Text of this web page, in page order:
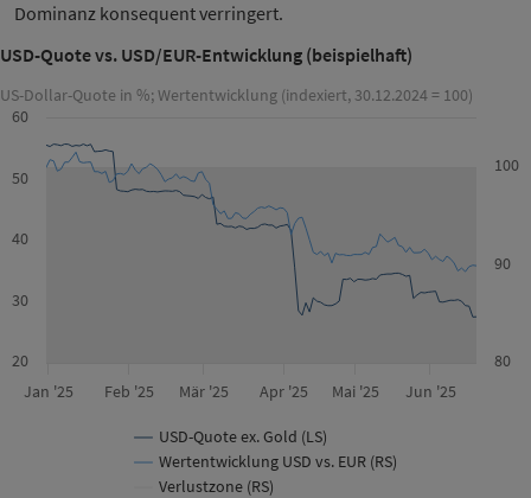
Dominanz konsequent verringert.
USD-Quote vs. USD/EUR-Entwicklung (beispielhaft)
US-Dollar-Quote in %; Wertentwicklung (indexiert, 30.12.2024 = 100)
USD-Quote ex. Gold (LS)
Wertentwicklung USD vs. EUR (RS)
Verlustzone (RS)
Jan '25 Feb '25 Mär '25 Apr '25 Mai '25 Jun '25
20
30
40
50
60
80
90
100